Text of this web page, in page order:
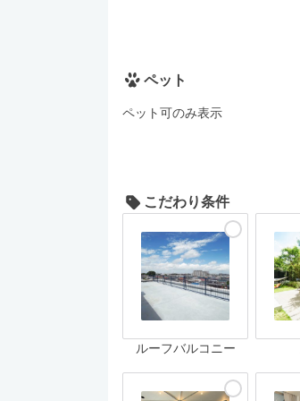
ペット
ペット可のみ表示
こだわり条件
ルーフバルコニー